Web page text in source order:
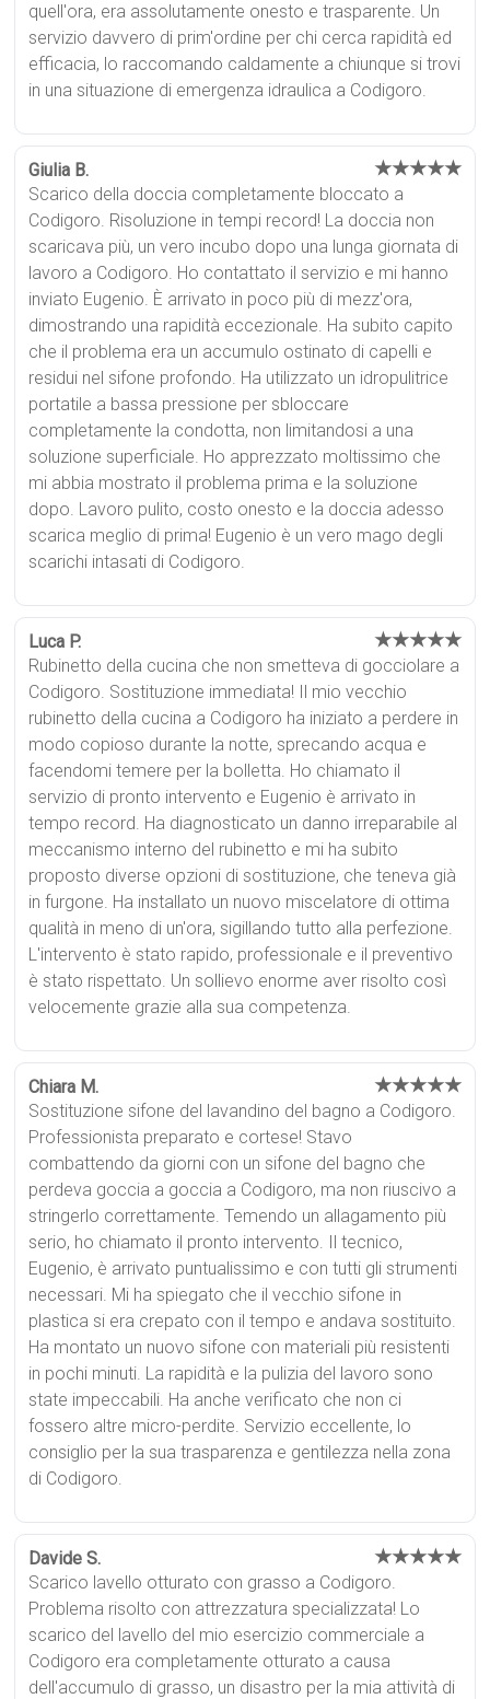
quell'ora, era assolutamente onesto e trasparente. Un
servizio davvero di prim'ordine per chi cerca rapidità ed
efficacia, lo raccomando caldamente a chiunque si trovi
in una situazione di emergenza idraulica a Codigoro.
Giulia B. ★★★★★
Scarico della doccia completamente bloccato a
Codigoro. Risoluzione in tempi record! La doccia non
scaricava più, un vero incubo dopo una lunga giornata di
lavoro a Codigoro. Ho contattato il servizio e mi hanno
inviato Eugenio. È arrivato in poco più di mezz'ora,
dimostrando una rapidità eccezionale. Ha subito capito
che il problema era un accumulo ostinato di capelli e
residui nel sifone profondo. Ha utilizzato un idropulitrice
portatile a bassa pressione per sbloccare
completamente la condotta, non limitandosi a una
soluzione superficiale. Ho apprezzato moltissimo che
mi abbia mostrato il problema prima e la soluzione
dopo. Lavoro pulito, costo onesto e la doccia adesso
scarica meglio di prima! Eugenio è un vero mago degli
scarichi intasati di Codigoro.
Luca P. ★★★★★
Rubinetto della cucina che non smetteva di gocciolare a
Codigoro. Sostituzione immediata! Il mio vecchio
rubinetto della cucina a Codigoro ha iniziato a perdere in
modo copioso durante la notte, sprecando acqua e
facendomi temere per la bolletta. Ho chiamato il
servizio di pronto intervento e Eugenio è arrivato in
tempo record. Ha diagnosticato un danno irreparabile al
meccanismo interno del rubinetto e mi ha subito
proposto diverse opzioni di sostituzione, che teneva già
in furgone. Ha installato un nuovo miscelatore di ottima
qualità in meno di un'ora, sigillando tutto alla perfezione.
L'intervento è stato rapido, professionale e il preventivo
è stato rispettato. Un sollievo enorme aver risolto così
velocemente grazie alla sua competenza.
Chiara M. ★★★★★
Sostituzione sifone del lavandino del bagno a Codigoro.
Professionista preparato e cortese! Stavo
combattendo da giorni con un sifone del bagno che
perdeva goccia a goccia a Codigoro, ma non riuscivo a
stringerlo correttamente. Temendo un allagamento più
serio, ho chiamato il pronto intervento. Il tecnico,
Eugenio, è arrivato puntualissimo e con tutti gli strumenti
necessari. Mi ha spiegato che il vecchio sifone in
plastica si era crepato con il tempo e andava sostituito.
Ha montato un nuovo sifone con materiali più resistenti
in pochi minuti. La rapidità e la pulizia del lavoro sono
state impeccabili. Ha anche verificato che non ci
fossero altre micro-perdite. Servizio eccellente, lo
consiglio per la sua trasparenza e gentilezza nella zona
di Codigoro.
Davide S. ★★★★★
Scarico lavello otturato con grasso a Codigoro.
Problema risolto con attrezzatura specializzata! Lo
scarico del lavello del mio esercizio commerciale a
Codigoro era completamente otturato a causa
dell'accumulo di grasso, un disastro per la mia attività di